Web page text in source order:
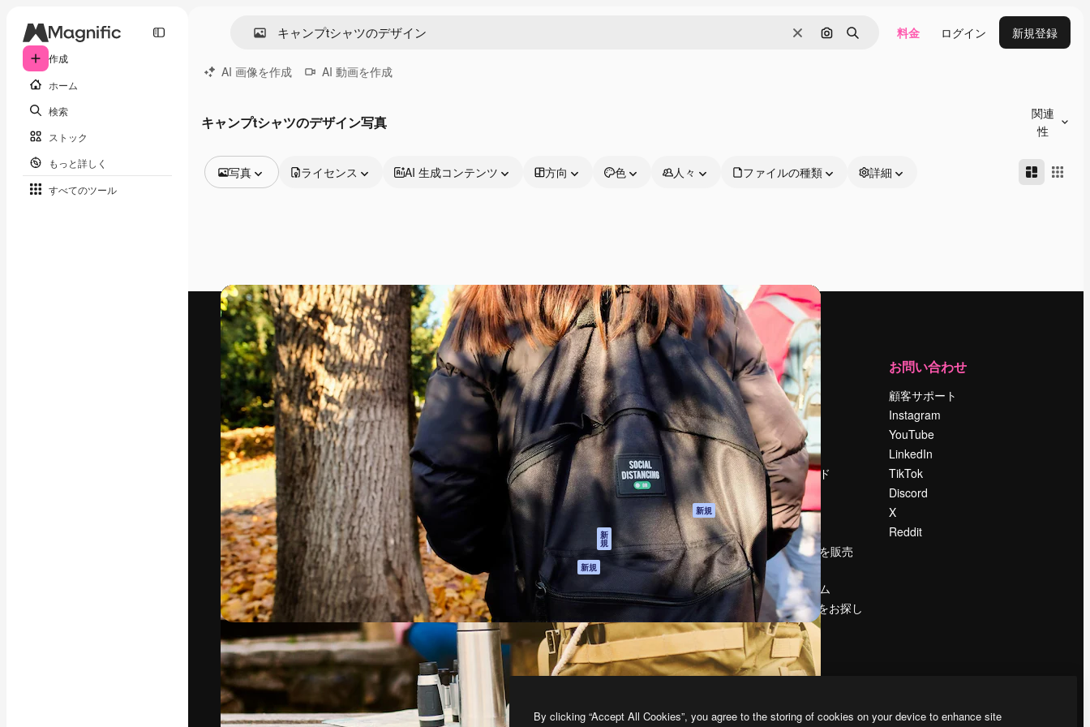
作成
ホーム
検索
ストック
もっと詳しく
すべてのツール
消去 画像で検索
検索 料金 ログイン 新規登録
AI 画像を作成 AI 動画を作成
キャンプtシャツのデザイン写真
関連
性
写真
動画
映像素材
モーショングラフィックス
動画テンプレート
アイコン
3D モデル
フォント
ライセンス AI 生成コンテンツ 方向 色 人々 ファイルの種類 詳細
最高のクリエイティブ制作を導くためのプラ
ットフォーム。クリエイター、企業、代理
店、スタジオを含む100万人以上が利用して
います。
日本語
製品
Spaces
AI アシスタント
AI 画像生成ツール
AI 動画生成ツール
AI 音声合成ツール
ストックコンテン
ツ
Claude/ChatGPT
向けMCP
新
規
エージェント 新規
API
モバイルアプリ
すべてのMagnificツ
ール
はじめに
Academy
ドキュメント
サポート
利用規約
プライバシーポリ
シー
オリジナル 新規
クッキーポリシー
トラストセンター
アフィリエイト
法人向け
運営
料金
会社概要
Reviews
採用情報
検索トレンド
ブログ
イベント
Slidesgo
コンテンツを販売
する
プレスルーム
magnific.aiをお探し
ですか？
お問い合わせ
顧客サポート
Instagram
YouTube
LinkedIn
TikTok
Discord
X
Reddit
Copyright © 2010- 2026 Freepik Company S.L.U.無断複写・転載を禁じます
By clicking “Accept All Cookies”, you agree to the storing of cookies on your device to enhance site